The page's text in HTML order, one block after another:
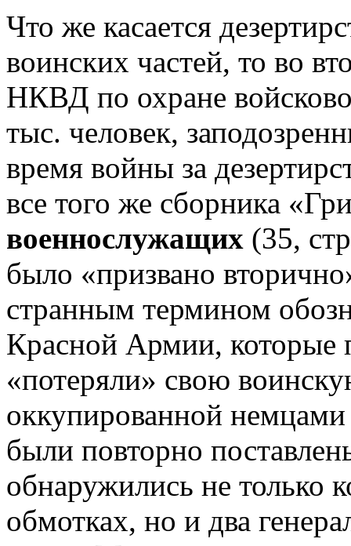
Что же касается
воинских частей, то во
НКВД по охране
тыс. человек,
время войны за
все того же сборника
военнослужащих (35,
было «призвано
странным термином
Красной Армии, которые
«потеряли» свою
оккупированной
были повторно
обнаружились не только
обмотках, но и два